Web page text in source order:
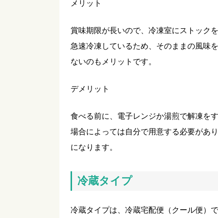
メリット
賞味期限が長いので、冷凍室にストック
急速冷凍しているため、そのままの風味
ないのもメリットです。
デメリット
食べる前に、電子レンジか湯煎で解凍を
場合によっては自分で用意する必要があ
になります。
冷蔵タイプ
冷蔵タイプは、冷蔵宅配便（クール便）